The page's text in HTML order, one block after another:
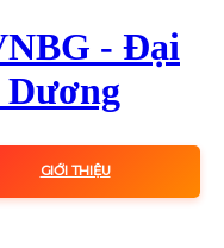
GIỚI THIỆU